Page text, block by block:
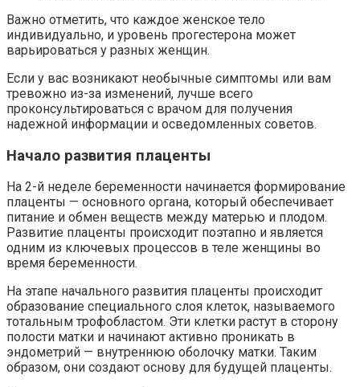
Важно отметить, что каждое женское тело
индивидуально, и уровень прогестерона может
варьироваться у разных женщин.
Если у вас возникают необычные симптомы или вам
тревожно из-за изменений, лучше всего
проконсультироваться с врачом для получения
надежной информации и осведомленных советов.
Начало развития плаценты
На 2-й неделе беременности начинается формирование
плаценты — основного органа, который обеспечивает
питание и обмен веществ между матерью и плодом.
Развитие плаценты происходит поэтапно и является
одним из ключевых процессов в теле женщины во
время беременности.
На этапе начального развития плаценты происходит
образование специального слоя клеток, называемого
тотальным трофобластом. Эти клетки растут в сторону
полости матки и начинают активно проникать в
эндометрий — внутреннюю оболочку матки. Таким
образом, они создают основу для будущей плаценты.